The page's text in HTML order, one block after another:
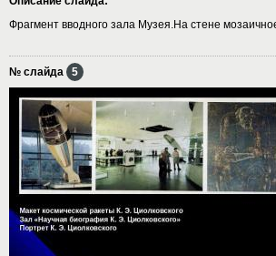
Фрагмент вводного зала Музея.На стене
№ слайда 5